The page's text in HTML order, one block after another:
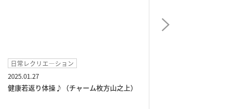
お食事
あけましておめでとうございます（チャー